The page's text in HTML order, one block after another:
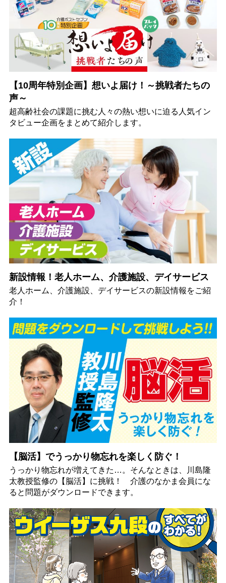
【10周年特別企画】想いよ届け！～挑戦者たちの
声～
超高齢社会の課題に挑む人々の熱い想いに迫る人気イン
タビュー企画をまとめて紹介します。
新設情報！老人ホーム、介護施設、デイサービス
老人ホーム、介護施設、デイサービスの新設情報をご紹
介！
【脳活】でうっかり物忘れを楽しく防ぐ！
うっかり物忘れが増えてきた…。そんなときは、川島隆
太教授監修の【脳活】に挑戦！ 介護のなかま会員にな
ると問題がダウンロードできます。